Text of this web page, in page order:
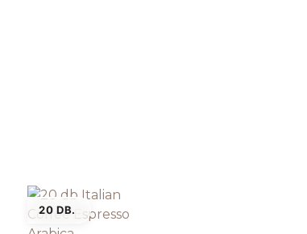
20 DB.